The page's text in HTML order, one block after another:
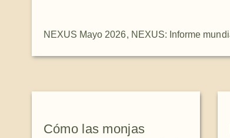
NEXUS Mayo 2026, NEXUS: Informe
Cómo las monjas